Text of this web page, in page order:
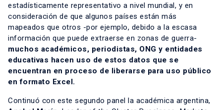
estadísticamente representativo a nivel mundial, y en
consideración de que algunos países están más
mapeados que otros -por ejemplo, debido a la escasa
información que puede extraerse en zonas de guerra-
muchos académicos, periodistas, ONG y entidades
educativas hacen uso de estos datos que se
encuentran en proceso de liberarse para uso público
en formato Excel.
Continuó con este segundo panel la académica argentina,